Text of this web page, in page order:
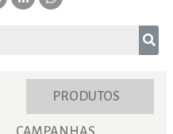
PRODUTOS